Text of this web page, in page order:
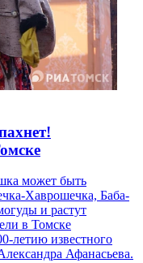
может быть
Хаврошечка, Баба-
и растут
в Томске
летию известного
Афанасьева.